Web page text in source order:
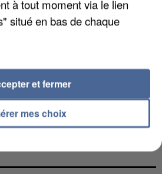
EMPORTÉE PAR UNE
à tout moment via le lien
situé en bas de chaque
mes choix
et fermer